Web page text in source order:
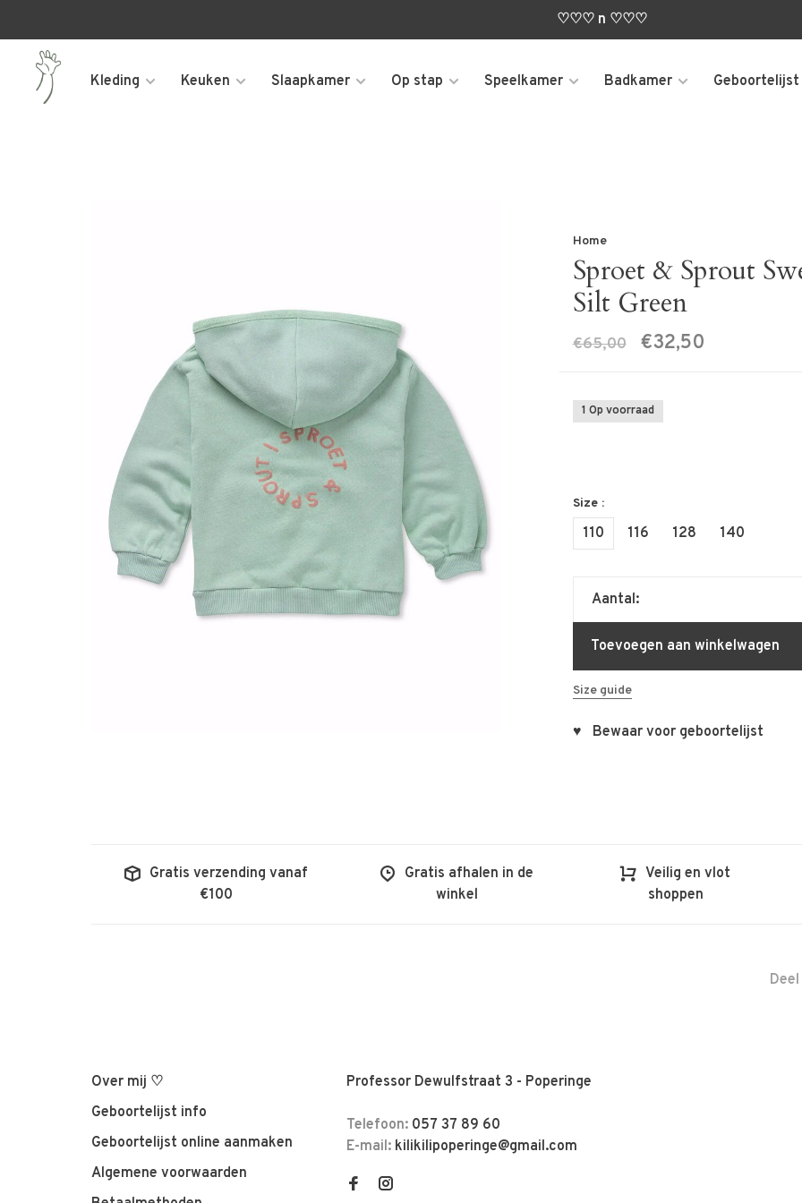
♡♡♡ n ♡♡♡
Kleding Keuken Slaapkamer Op stap Speelkamer Badkamer Geboortelijst
Home
Sproet & Sprout
Silt Green
€65,00 €32,50
1 Op voorraad
Size :
110 116 128 140
Aantal:
Toevoegen aan winkelwagen
Size guide
♥ Bewaar voor geboortelijst
Gratis verzending vanaf
€100
Gratis afhalen in de
winkel
Veilig en vlot
shoppen
Over mij ♡
Geboortelijst info
Geboortelijst online aanmaken
Algemene voorwaarden
Professor Dewulfstraat 3 - Poperinge
Telefoon: 057 37 89 60
E-mail: kilikilipoperinge@gmail.com